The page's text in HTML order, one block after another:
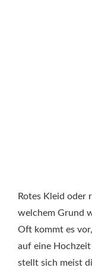
Rotes Kleid oder
welchem Grund
Oft kommt es
auf eine
stellt sich meist